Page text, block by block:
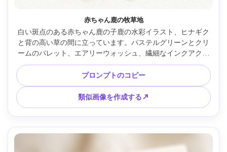
赤ちゃん鹿の牧草地
白い斑点のある赤ちゃん鹿の子鹿の水彩イラスト、ヒナギク
と背の高い草の間に立っています。パステルグリーンとクリ
ームのパレット、エアリーウォッシュ、繊細なインクアクセ
ント、柔らかいビネットエッジ、コールドプレス紙の質感、
優しい日光の感触、穏やかで優しい気分、85mmレンズ、浅
い被写界深度 --ar 4:5
プロンプトのコピー
類似画像を作成する↗